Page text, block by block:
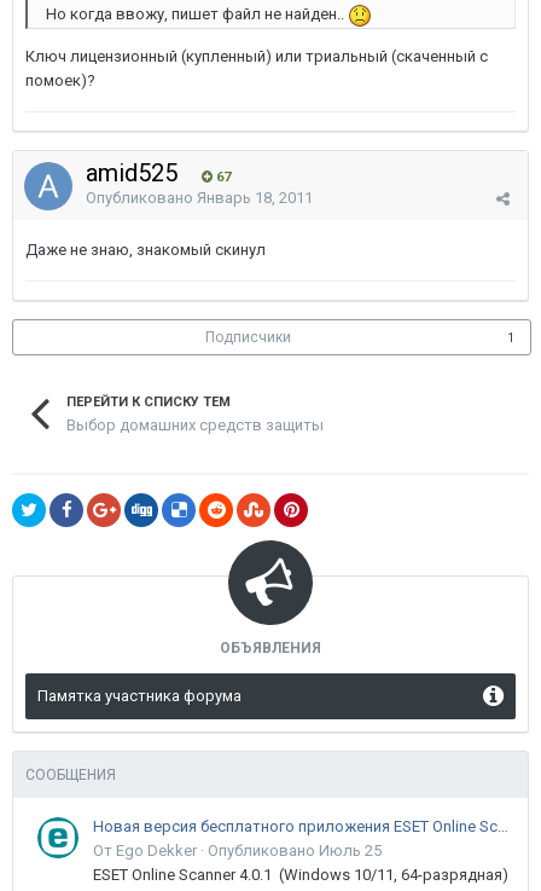
Но когда ввожу, пишет файл не найден..
Ключ лицензионный (купленный) или триальный (скаченный с
помоек)?
amid525 67
Опубликовано Январь 18, 2011
Даже не знаю, знакомый скинул
Подписчики 1
ПЕРЕЙТИ К СПИСКУ ТЕМ
Выбор домашних средств защиты
ОБЪЯВЛЕНИЯ
Памятка участника форума
СООБЩЕНИЯ
Новая версия бесплатного приложения ESET Online Scanner доступна пользователям
От Ego Dekker · Опубликовано Июль 25
ESET Online Scanner 4.0.1 (Windows 10/11, 64-разрядная)